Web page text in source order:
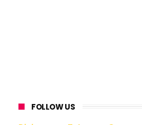
FOLLOW US